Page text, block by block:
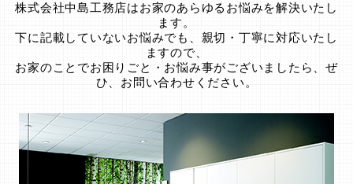
株式会社中島工務店はお家のあらゆるお悩みを解決いたし
ます。
下に記載していないお悩みでも、親切・丁寧に対応いたし
ますので、
お家のことでお困りごと・お悩み事がございましたら、ぜ
ひ、お問い合わせください。